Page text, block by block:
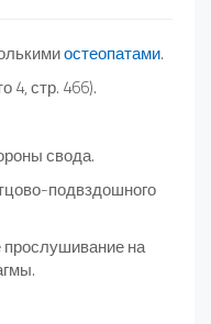
остеопатами.
4, стр. 466).
свода.
подвздошного
на